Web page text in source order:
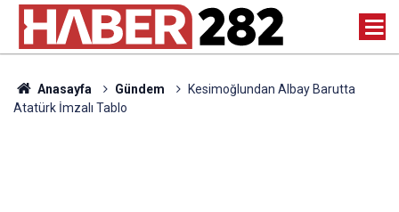
Anasayfa Gündem
Kesimoğlundan Albay Barutta
Atatürk İmzalı Tablo